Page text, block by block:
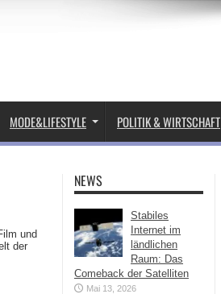
MODE&LIFESTYLE POLITIK & WIRTSCHAFT
und
der
NEWS
Stabiles
Internet im
ländlichen
Raum: Das
Comeback der Satelliten
Mai 13, 2026